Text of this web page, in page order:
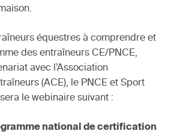
équestres à comprendre et
des entraîneurs CE/PNCE,
avec l’Association
(ACE), le PNCE et Sport
le webinaire suivant :
national de certification